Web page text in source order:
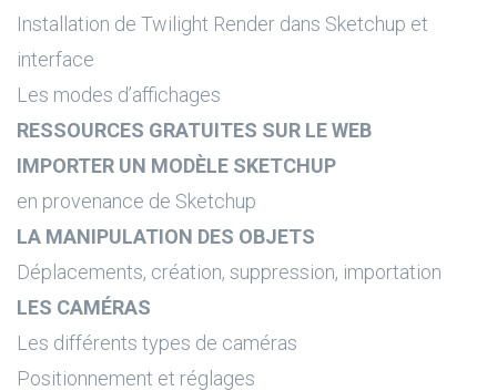
Installation de Twilight Render dans Sketchup et
interface
Les modes d’affichages
RESSOURCES GRATUITES SUR LE WEB
IMPORTER UN MODÈLE SKETCHUP
en provenance de Sketchup
LA MANIPULATION DES OBJETS
Déplacements, création, suppression, importation
LES CAMÉRAS
Les différents types de caméras
Positionnement et réglages